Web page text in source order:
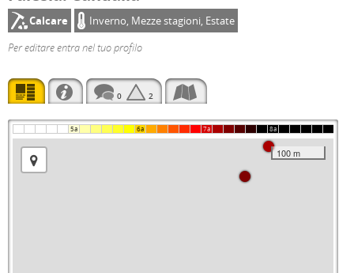
Calcare
Inverno, Mezze stagioni, Estate
Per editare entra nel tuo profilo
0 2
5a 6a 7a 8a
100 m